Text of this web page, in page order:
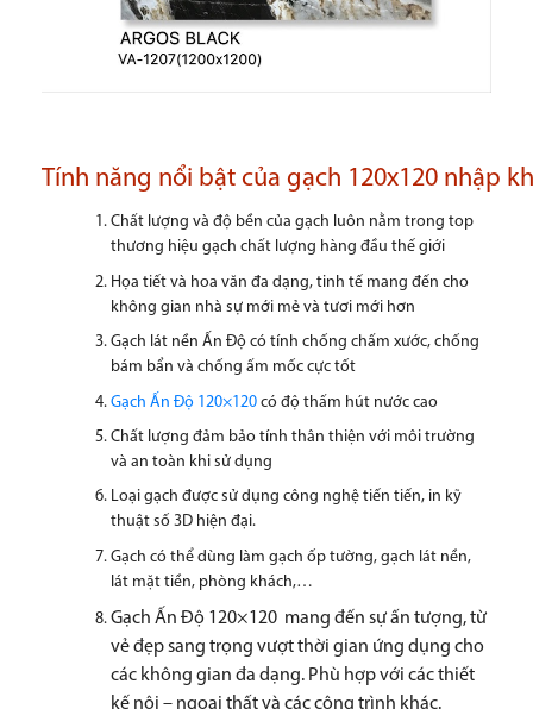
Tính năng nổi bật của gạch 120x120 nhập
Chất lượng và độ bền của gạch luôn nằm trong top
thương hiệu gạch chất lượng hàng đầu thế giới
Họa tiết và hoa văn đa dạng, tinh tế mang đến cho
không gian nhà sự mới mẻ và tươi mới hơn
Gạch lát nền Ấn Độ có tính chống chấm xước, chống
bám bẩn và chống ấm mốc cực tốt
Gạch Ấn Độ 120×120 có độ thấm hút nước cao
Chất lượng đảm bảo tính thân thiện với môi trường
và an toàn khi sử dụng
Loại gạch được sử dụng công nghệ tiến tiến, in kỹ
thuật số 3D hiện đại.
Gạch có thể dùng làm gạch ốp tường, gạch lát nền,
lát mặt tiền, phòng khách,…
Gạch Ấn Độ 120×120 mang đến sự ấn tượng, từ
vẻ đẹp sang trọng vượt thời gian ứng dụng cho
các không gian đa dạng. Phù hợp với các thiết
kế nội – ngoại thất và các công trình khác.